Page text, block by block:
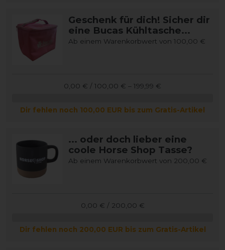
Geschenk für dich! Sicher dir
eine Bucas Kühltasche...
Ab einem Warenkorbwert von 100,00 €
0,00 € / 100,00 € – 199,99 €
Dir fehlen noch 100,00 EUR bis zum Gratis-Artikel
... oder doch lieber eine
coole Horse Shop Tasse?
Ab einem Warenkorbwert von 200,00 €
0,00 € / 200,00 €
Dir fehlen noch 200,00 EUR bis zum Gratis-Artikel